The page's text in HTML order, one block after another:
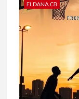
ELDANA CB